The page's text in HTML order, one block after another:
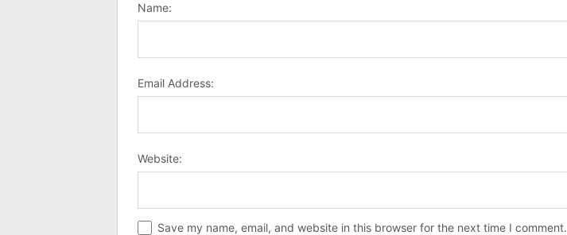
Name:
Email Address:
Website:
Save my name, email, and website in this browser for the next time I comment.